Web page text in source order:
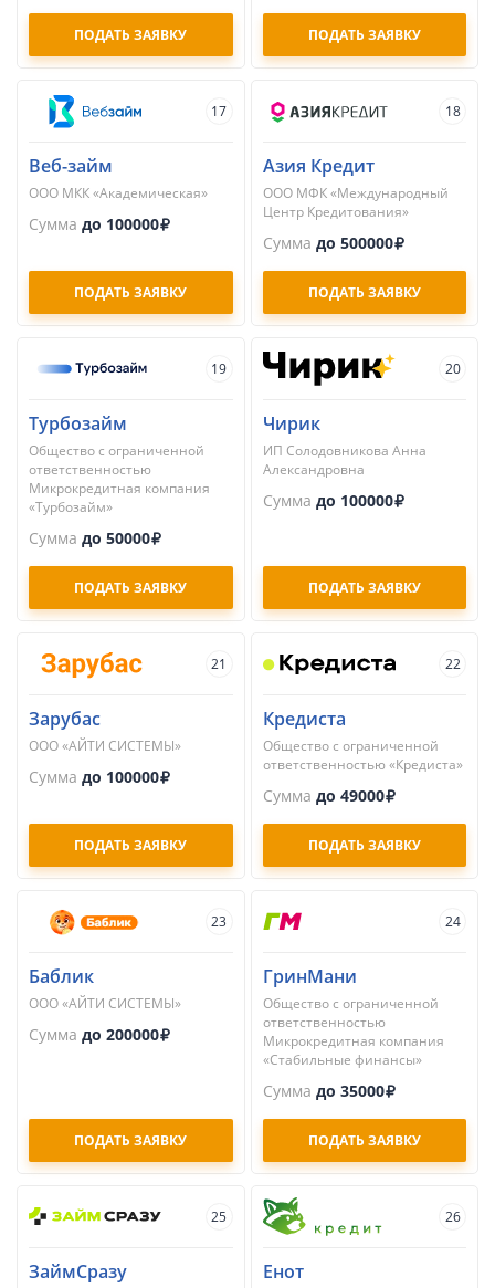
ПОДАТЬ ЗАЯВКУ ПОДАТЬ ЗАЯВКУ
17
Веб-займ
ООО МКК «Академическая»
Сумма до 100000
ПОДАТЬ ЗАЯВКУ
18
Азия Кредит
ООО МФК «Международный
Центр Кредитования»
Сумма до 500000
ПОДАТЬ ЗАЯВКУ
19
Турбозайм
Общество с ограниченной
ответственностью
Микрокредитная компания
«Турбозайм»
Сумма до 50000
ПОДАТЬ ЗАЯВКУ
20
Чирик
ИП Солодовникова Анна
Александровна
Сумма до 100000
ПОДАТЬ ЗАЯВКУ
21
Зарубас
ООО «АЙТИ СИСТЕМЫ»
Сумма до 100000
ПОДАТЬ ЗАЯВКУ
22
Кредиста
Общество с ограниченной
ответственностью «Кредиста»
Сумма до 49000
ПОДАТЬ ЗАЯВКУ
23
Баблик
ООО «АЙТИ СИСТЕМЫ»
Сумма до 200000
ПОДАТЬ ЗАЯВКУ
24
ГринМани
Общество с ограниченной
ответственностью
Микрокредитная компания
«Стабильные финансы»
Сумма до 35000
ПОДАТЬ ЗАЯВКУ
25
ЗаймСразу
26
Енот